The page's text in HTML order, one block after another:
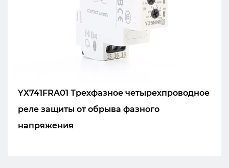
YX741FRA01 Трехфазное четырехпроводное
реле защиты от обрыва фазного
напряжения